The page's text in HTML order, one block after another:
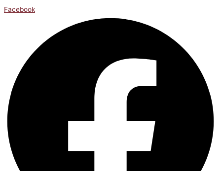
Facebook